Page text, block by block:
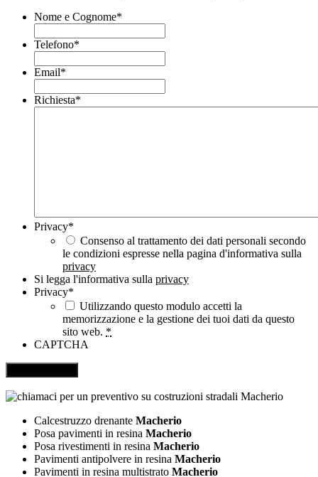
Nome e Cognome*
Telefono*
Email*
Richiesta*
Privacy*
Consenso al trattamento dei dati personali secondo
le condizioni espresse nella pagina d'informativa sulla
privacy
Si legga l'informativa sulla privacy
Privacy*
Utilizzando questo modulo accetti la
memorizzazione e la gestione dei tuoi dati da questo
sito web. *
CAPTCHA
Calcestruzzo drenante Macherio
Posa pavimenti in resina Macherio
Posa rivestimenti in resina Macherio
Pavimenti antipolvere in resina Macherio
Pavimenti in resina multistrato Macherio